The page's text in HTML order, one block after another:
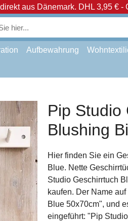
aus Dänemark. DHL 3,95 € -
Aufbewahrung
Pip Studio
Blushing
Hier finden Sie ein
Blue. Nette
Studio Geschirrtuch
kaufen. Der Name
Blue 50x70cm", und
eingeführt: "Pip